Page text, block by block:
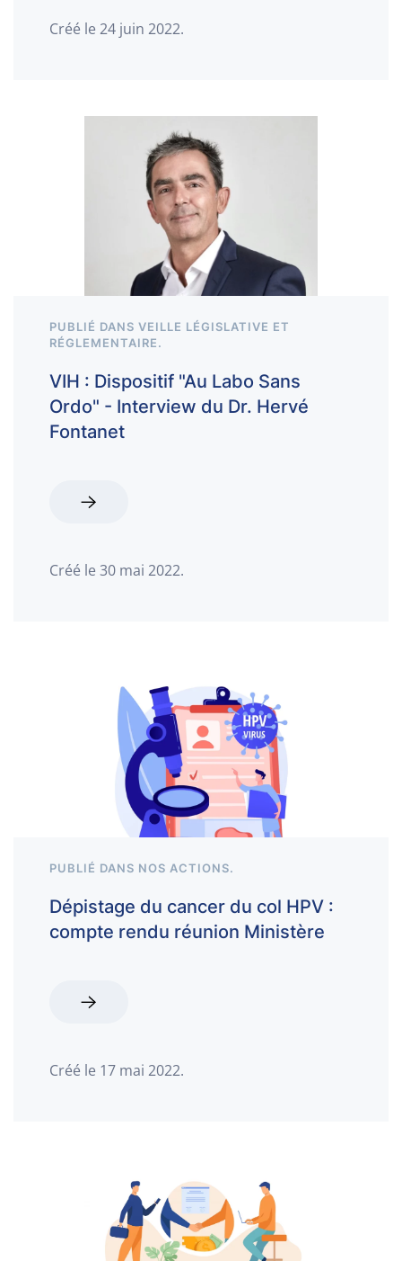
Créé le 24 juin 2022.
PUBLIÉ DANS VEILLE LÉGISLATIVE ET
RÉGLEMENTAIRE.
VIH : Dispositif "Au Labo Sans
Ordo" - Interview du Dr. Hervé
Fontanet
Créé le 30 mai 2022.
PUBLIÉ DANS NOS ACTIONS.
Dépistage du cancer du col HPV :
compte rendu réunion Ministère
Créé le 17 mai 2022.